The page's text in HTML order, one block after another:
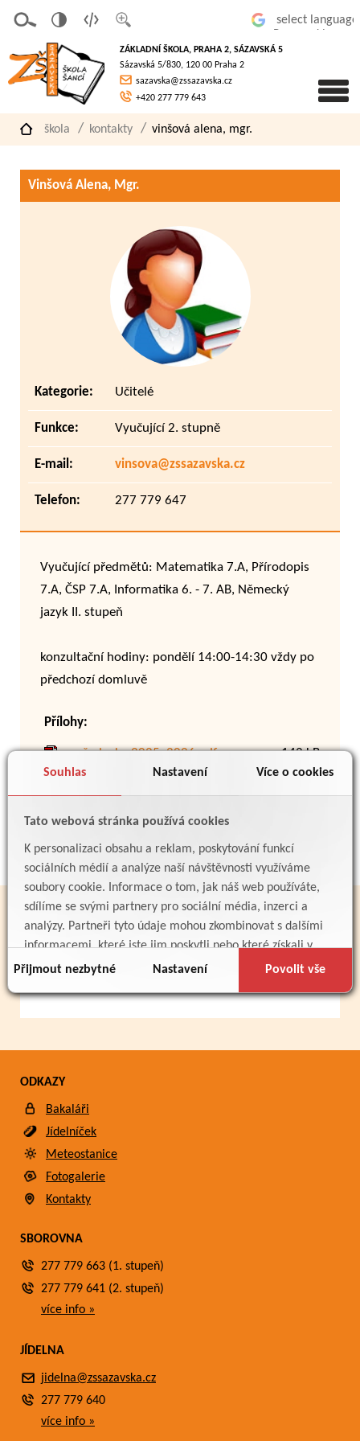
Souhlas Nastavení Více o cookies
Tato webová stránka používá cookies
K personalizaci obsahu a reklam, poskytování funkcí
sociálních médií a analýze naší návštěvnosti využíváme
soubory cookie. Informace o tom, jak náš web používáte,
sdílíme se svými partnery pro sociální média, inzerci a
analýzy. Partneři tyto údaje mohou zkombinovat s dalšími
informacemi, které jste jim poskytli nebo které získali v
důsledku toho, že používáte jejich služby.
Přijmout nezbytné Nastavení Povolit vše
písmo
á
verze
pro
slaboz
raké
ZÁKLADNÍ ŠKOLA, PRAHA 2, SÁZAVSKÁ 5
Sázavská 5/830, 120 00 Praha 2
sazavska@zssazavska.cz
+420 277 779 643
škola kontakty vinšová alena, mgr.
Vinšová Alena, Mgr.
Kategorie: Učitelé
Funkce: Vyučující 2. stupně
E-mail: vinsova@zssazavska.cz
Telefon: 277 779 647
Vyučující předmětů: Matematika 7.A, Přírodopis
7.A, ČSP 7.A, Informatika 6. - 7. AB, Německý
jazyk II. stupeň
konzultační hodiny: pondělí 14:00-14:30 vždy po
předchozí domluvě
Přílohy:
požadavky 2025_2026.pdf 142 kB
PARTNEŘI
ODKAZY
Bakaláři
Jídelníček
Meteostanice
Fotogalerie
Kontakty
SBOROVNA
277 779 663 (1. stupeň)
277 779 641 (2. stupeň)
více info »
JÍDELNA
jidelna@zssazavska.cz
277 779 640
více info »